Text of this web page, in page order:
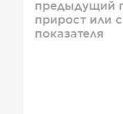
предыдущий
прирост или
показателя